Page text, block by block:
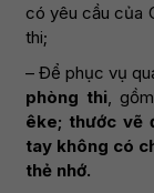
có yêu cầu của
thi;
– Để phục vụ
phòng thi,
êke; thước vẽ
tay không có
thẻ nhớ.